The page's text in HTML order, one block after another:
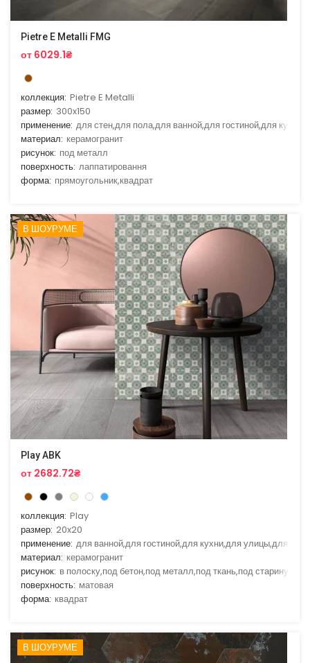
Pietre E Metalli FMG
от 6029.1₴
коллекция: Pietre E Metalli
размер: 300x150
применение: для стен,для пола,для ванной,для гостиной,для кухни
материал: керамогранит
рисунок: под металл
поверхность: лаппатировання
форма: прямоугольник,квадрат
В ШОУРУМЕ
Play ABK
от 2682.72₴
коллекция: Play
размер: 20x20
применение: для ванной,для гостиной,для кухни,для улицы,для
материал: керамогранит
рисунок: в полоску,под бетон,под металл,под ткань,под старину
поверхность: матовая
форма: квадрат
В ШОУРУМЕ